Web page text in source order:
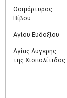
Οσιμάρτυρος
Βίβου
Αγίου Ευδοξίου
Αγίας Λυγερής
της Χιοπολίτιδος